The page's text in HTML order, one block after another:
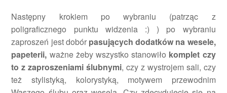
Następny krokiem po wybraniu (patrząc z
poligraficznego punktu widzenia :) ) po wybraniu
zaproszeń jest dobór pasujących dodatków na wesele,
papeterii, ważne żeby wszystko stanowiło komplet czy
to z zaproszeniami ślubnymi, czy z wystrojem sali, czy
też stylistyką, kolorystyką, motywem przewodnim